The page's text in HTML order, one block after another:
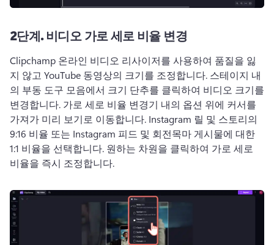
2단계.비디오 가로 세로 비율 변경
Clipchamp 온라인 비디오 리사이저를 사용하여 품질을 잃
지 않고 YouTube 동영상의 크기를 조정합니다. 스테이지 내
의 부동 도구 모음에서 크기 단추를 클릭하여 비디오 크기를
변경합니다. 가로 세로 비율 변경기 내의 옵션 위에 커서를
가져가 미리 보기로 이동합니다. Instagram 릴 및 스토리의
9:16 비율 또는 Instagram 피드 및 회전목마 게시물에 대한
1:1 비율을 선택합니다. 원하는 차원을 클릭하여 가로 세로
비율을 즉시 조정합니다.